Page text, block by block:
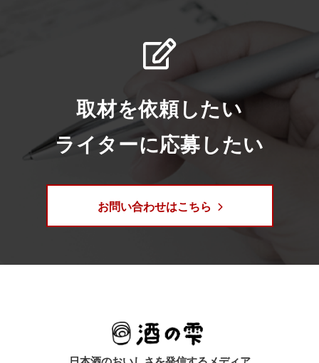
取材を依頼したい
ライターに応募したい
お問い合わせはこちら